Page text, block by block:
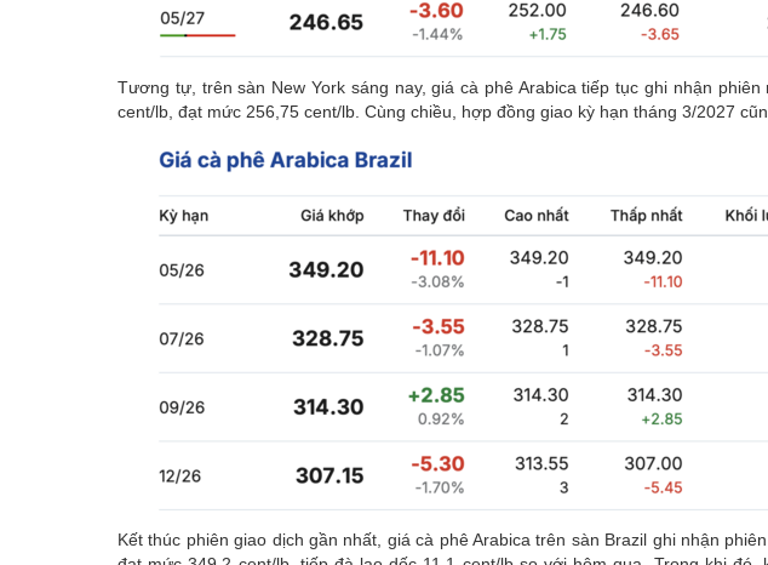
Tương tự, trên sàn New York sáng nay, giá cà phê Arabica tiếp tục ghi nhận
cent/lb, đạt mức 256,75 cent/lb. Cùng chiều, hợp đồng giao kỳ hạn tháng 3/2027
Kết thúc phiên giao dịch gần nhất, giá cà phê Arabica trên sàn Brazil ghi nhận